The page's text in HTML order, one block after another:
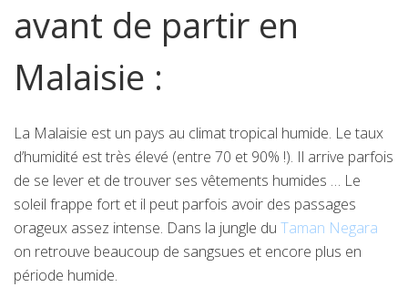
avant de partir en
Malaisie :
La Malaisie est un pays au climat tropical humide. Le taux
d’humidité est très élevé (entre 70 et 90% !). Il arrive parfois
de se lever et de trouver ses vêtements humides … Le
soleil frappe fort et il peut parfois avoir des passages
orageux assez intense. Dans la jungle du Taman Negara
on retrouve beaucoup de sangsues et encore plus en
période humide.